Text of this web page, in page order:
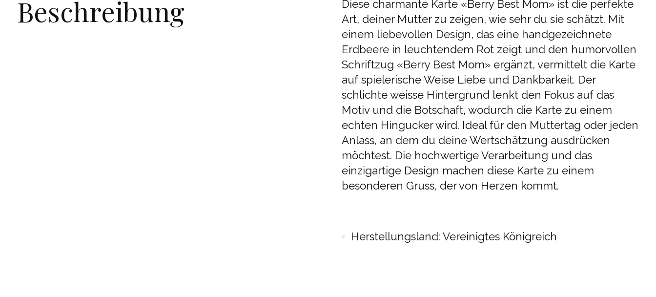
Beschreibung
Diese charmante Karte «Berry Best Mom» ist die perfekte
Art, deiner Mutter zu zeigen, wie sehr du sie schätzt. Mit
einem liebevollen Design, das eine handgezeichnete
Erdbeere in leuchtendem Rot zeigt und den humorvollen
Schriftzug «Berry Best Mom» ergänzt, vermittelt die Karte
auf spielerische Weise Liebe und Dankbarkeit. Der
schlichte weisse Hintergrund lenkt den Fokus auf das
Motiv und die Botschaft, wodurch die Karte zu einem
echten Hingucker wird. Ideal für den Muttertag oder jeden
Anlass, an dem du deine Wertschätzung ausdrücken
möchtest. Die hochwertige Verarbeitung und das
einzigartige Design machen diese Karte zu einem
besonderen Gruss, der von Herzen kommt.
Herstellungsland: Vereinigtes Königreich